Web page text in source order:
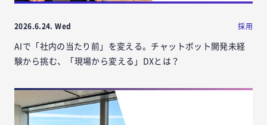
2026.6.24. Wed 採用
AIで「社内の当たり前」を変える。チャットボット開発未経
験から挑む、「現場から変える」DXとは？